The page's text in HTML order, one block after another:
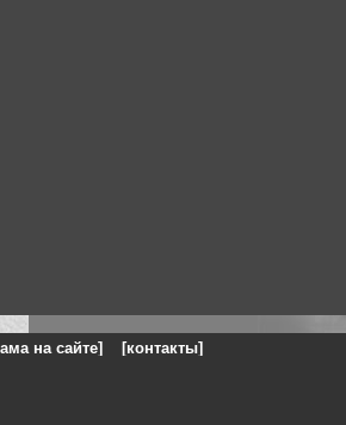
на сайте] [контакты]